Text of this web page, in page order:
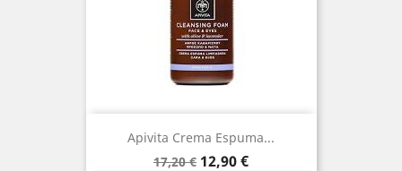
Apivita Crema Espuma...
Precio
17,20 € Precio
12,90 €